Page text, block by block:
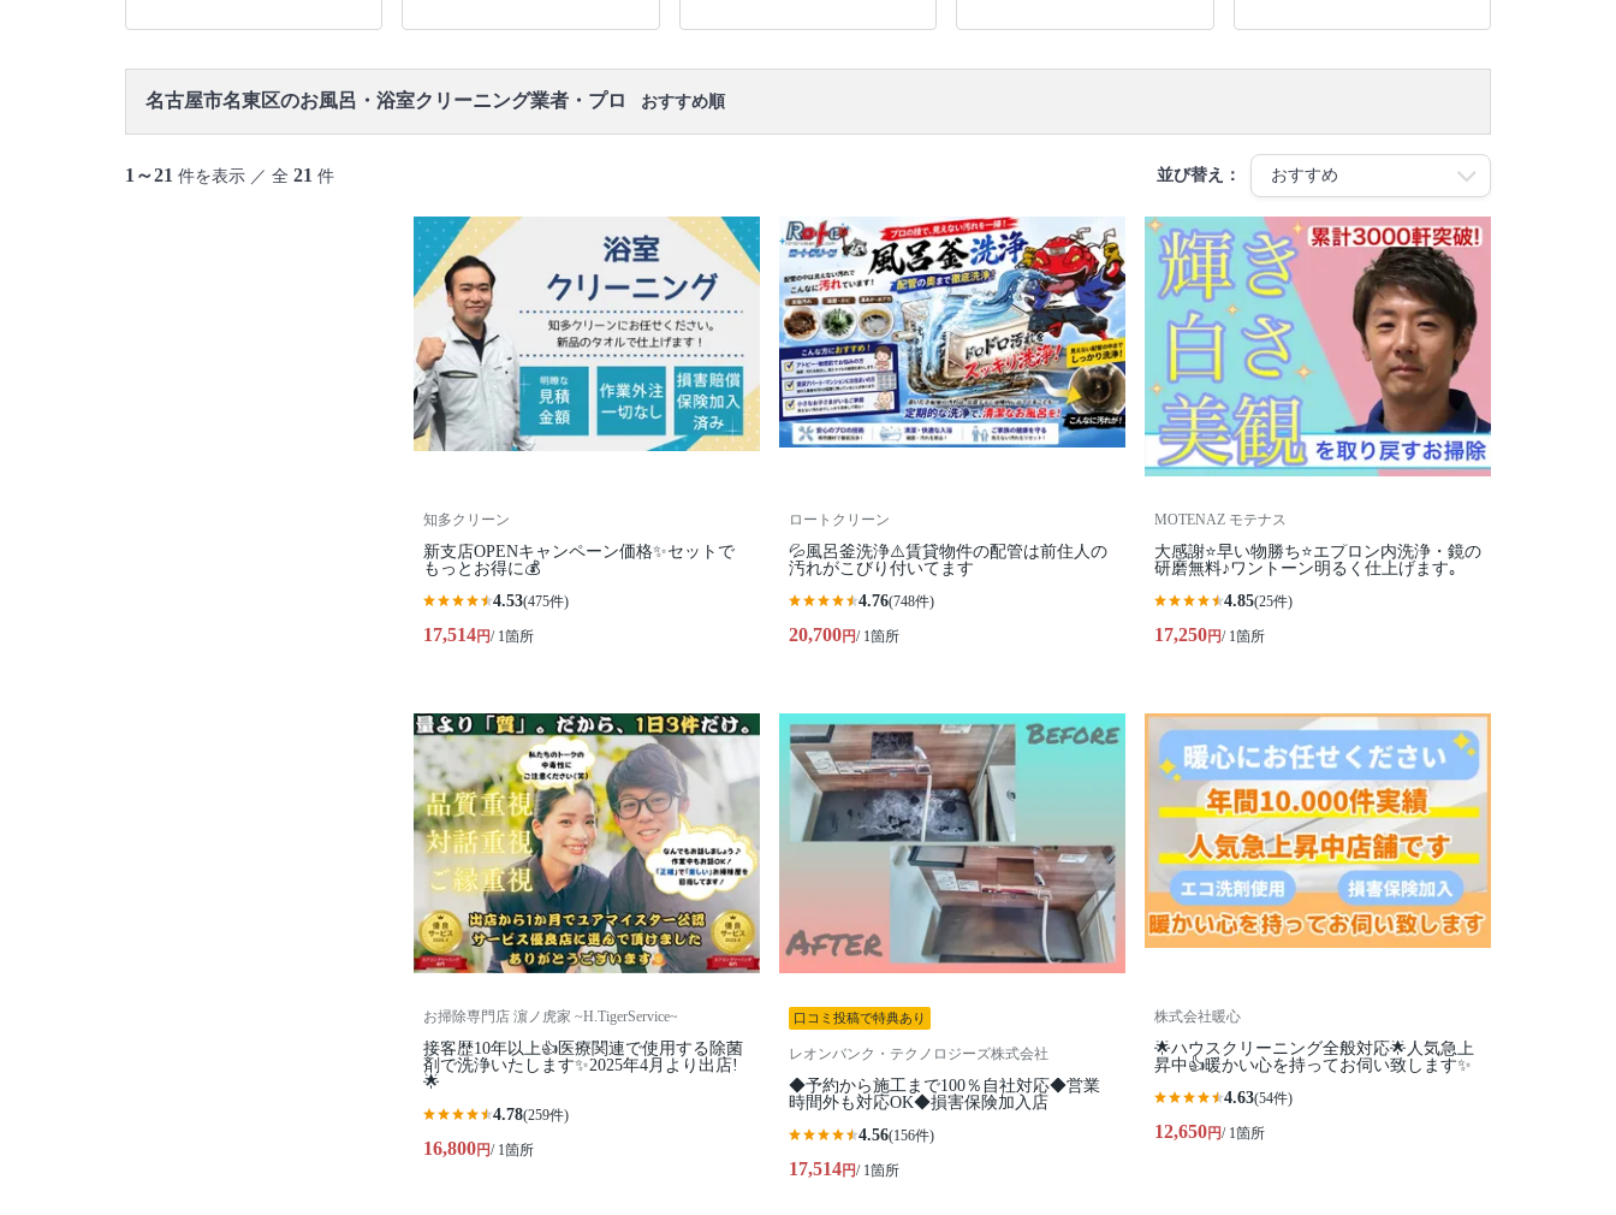
名古屋市名東区のお風呂・浴室クリーニング業者・プロ おすすめ順
1～21 件を表示 ／ 全 21 件 並び替え：
知多クリーン
新支店OPENキャンペーン価格✨セットで
もっとお得に💰
4.53(475件)
17,514円/ 1箇所
ロートクリーン
💦風呂釜洗浄⚠️賃貸物件の配管は前住人の
汚れがこびり付いてます
4.76(748件)
20,700円/ 1箇所
MOTENAZ モテナス
大感謝⭐️早い物勝ち⭐️エプロン内洗浄・鏡の
研磨無料♪ワントーン明るく仕上げます｡
4.85(25件)
17,250円/ 1箇所
お掃除専門店 濵ノ虎家 ~H.TigerService~
接客歴10年以上👍医療関連で使用する除菌
剤で洗浄いたします✨2025年4月より出店!
🌟
4.78(259件)
16,800円/ 1箇所
口コミ投稿で特典あり
レオンバンク・テクノロジーズ株式会社
◆予約から施工まで100％自社対応◆営業
時間外も対応OK◆損害保険加入店
4.56(156件)
17,514円/ 1箇所
株式会社暖心
🌟ハウスクリーニング全般対応🌟人気急上
昇中👍暖かい心を持ってお伺い致します✨
4.63(54件)
12,650円/ 1箇所